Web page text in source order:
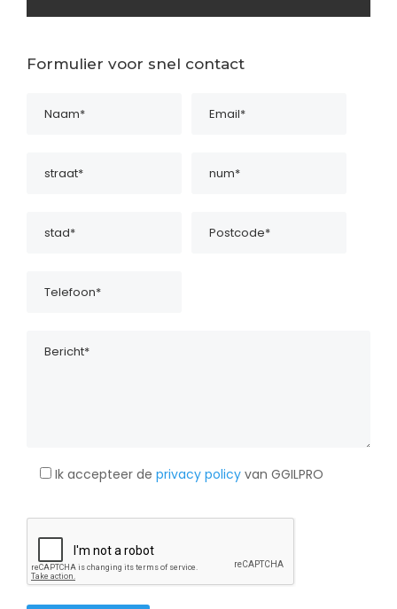
Formulier voor snel contact
Ik accepteer de privacy policy van GGILPRO